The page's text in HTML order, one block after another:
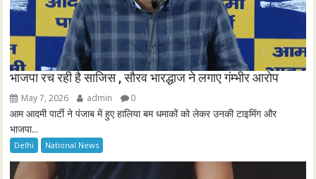
भाजपा रच रही है साजिस , सौरव भारद्धाज ने लगाए गंम्भीर आरोप
May 7, 2026 admin 0
आम आदमी पार्टी ने पंजाब में हुए हालिया बम धमाकों को लेकर उनकी टाइमिंग और
भाजपा...
Delhi National News